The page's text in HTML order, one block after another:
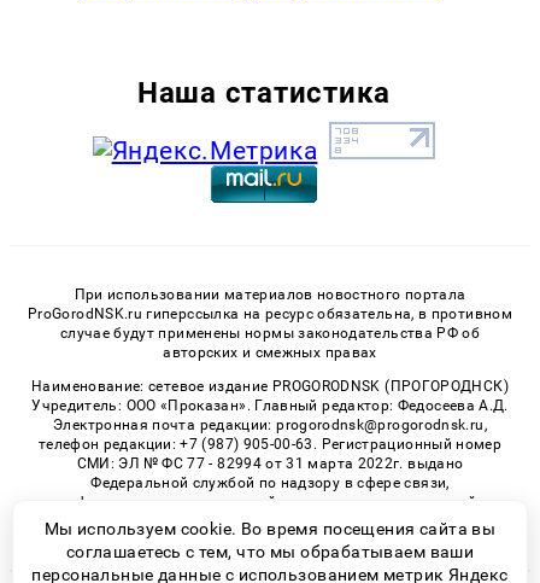
Наша статистика
При использовании материалов новостного портала
ProGorodNSK.ru гиперссылка на ресурс обязательна, в противном
случае будут применены нормы законодательства РФ об
авторских и смежных правах
Наименование: сетевое издание PROGORODNSK (ПРОГОРОДНСК)
Учредитель: ООО «Проказан». Главный редактор: Федосеева А.Д.
Электронная почта редакции: progorodnsk@progorodnsk.ru,
телефон редакции: +7 (987) 905-00-63. Регистрационный номер
СМИ: ЭЛ № ФС 77 - 82994 от 31 марта 2022г. выдано
Федеральной службой по надзору в сфере связи,
информационных технологий и массовых коммуникаций.
Возрастная категория сайта 16+.
Мы используем cookie. Во время посещения сайта вы
соглашаетесь с тем, что мы обрабатываем ваши
персональные данные с использованием метрик Яндекс